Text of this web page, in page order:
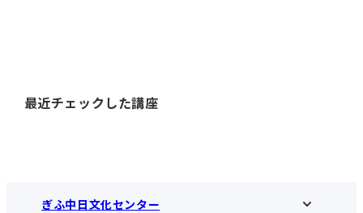
最近チェックした講座
ぎふ中日文化センター